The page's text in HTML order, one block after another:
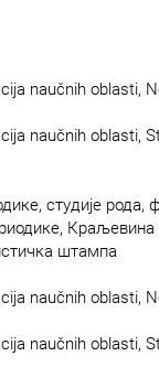
naučnih oblasti,
naučnih oblasti,
студије рода,
Краљевина
штампа
naučnih oblasti,
naučnih oblasti,